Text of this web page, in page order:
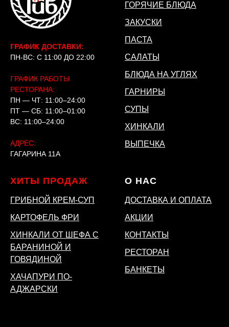
ГРАФИК ДОСТАВКИ:
ПН-ВС: С 11:00 ДО 22:00
ГРАФИК РАБОТЫ
РЕСТОРАНА:
ПН — ЧТ: 11:00–24:00
ПТ — СБ: 11:00–01:00
ВС: 11:00–24:00
АДРЕС:
ГАГАРИНА 11А
ГОРЯЧИЕ БЛЮДА
ЗАКУСКИ
ПАСТА
САЛАТЫ
БЛЮДА НА УГЛЯХ
ГАРНИРЫ
СУПЫ
ХИНКАЛИ
ВЫПЕЧКА
ХИТЫ ПРОДАЖ
ГРИБНОЙ КРЕМ-СУП
КАРТОФЕЛЬ ФРИ
ХИНКАЛИ ОТ ШЕФА С
БАРАНИНОЙ И
ГОВЯДИНОЙ
ХАЧАПУРИ ПО-
АДЖАРСКИ
О НАС
ДОСТАВКА И ОПЛАТА
АКЦИИ
КОНТАКТЫ
РЕСТОРАН
БАНКЕТЫ